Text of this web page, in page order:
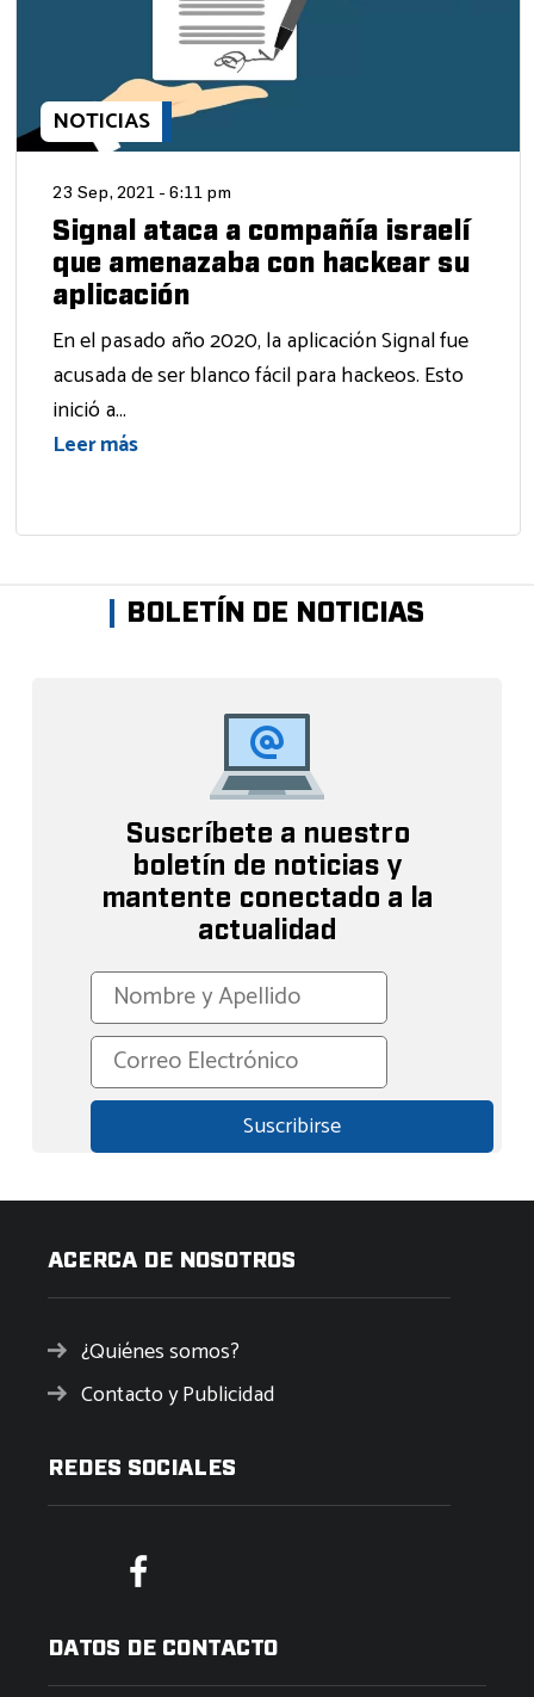
NOTICIAS
23 Sep, 2021 - 6:11 pm
Signal ataca a compañía israelí
que amenazaba con hackear su
aplicación
En el pasado año 2020, la aplicación Signal fue
acusada de ser blanco fácil para hackeos. Esto
inició a...
Leer más
BOLETÍN DE NOTICIAS
Suscríbete a nuestro
boletín de noticias y
mantente conectado a la
actualidad
ACERCA DE NOSOTROS
¿Quiénes somos?
Contacto y Publicidad
REDES SOCIALES
DATOS DE CONTACTO